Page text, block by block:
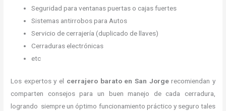
Seguridad para ventanas puertas o cajas fuertes
Sistemas antirrobos para Autos
Servicio de cerrajería (duplicado de llaves)
Cerraduras electrónicas
etc
Los expertos y el cerrajero barato en San Jorge recomiendan y
comparten consejos para un buen manejo de cada cerradura,
logrando siempre un óptimo funcionamiento práctico y seguro tales